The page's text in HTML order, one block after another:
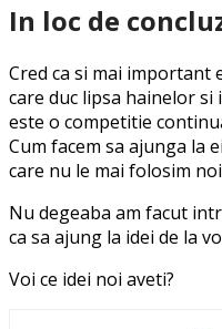
In loc de
Cred ca si mai
care duc lipsa hainelor
este o competitie
Cum facem sa ajunga la
care nu le mai folosim
Nu degeaba am facut
ca sa ajung la idei de la
Voi ce idei noi aveti?